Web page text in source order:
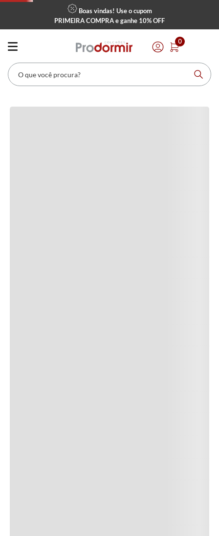
Boas vindas! Use o cupom
PRIMEIRA COMPRAe ganhe 10% OFF
0
O que você procura?
Avaliações
Carregando…
Faça login para escrever uma avaliação.